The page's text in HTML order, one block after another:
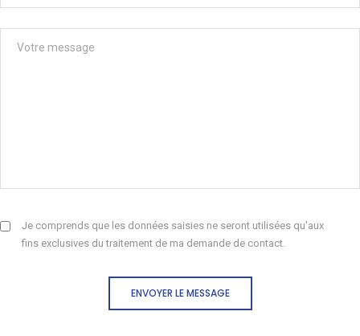
Je comprends que les données saisies ne seront utilisées qu'aux
fins exclusives du traitement de ma demande de contact.
ENVOYER LE MESSAGE